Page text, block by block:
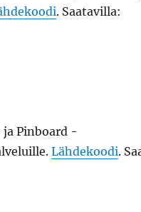
. Saatavilla:
Pinboard -
Lähdekoodi.